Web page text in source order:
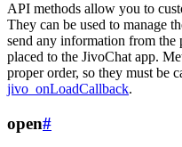
API methods allow you to
They can be used to manage
send any information from
placed to the JivoChat app.
proper order, so they must be
jivo_onLoadCallback.
open#